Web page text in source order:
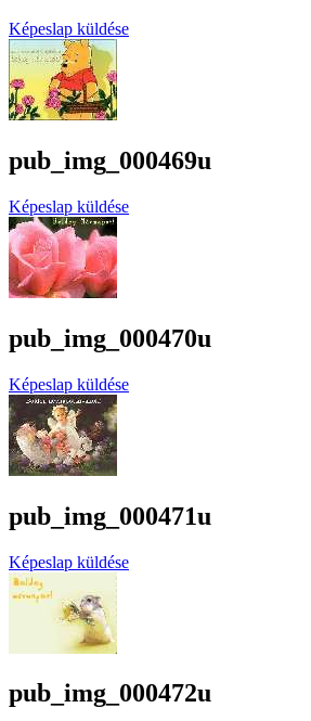
Képeslap küldése
pub_img_000469u
Képeslap küldése
pub_img_000470u
Képeslap küldése
pub_img_000471u
Képeslap küldése
pub_img_000472u